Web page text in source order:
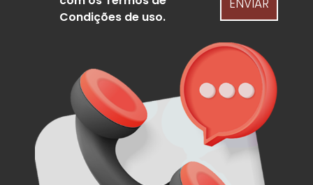
Condições de uso.